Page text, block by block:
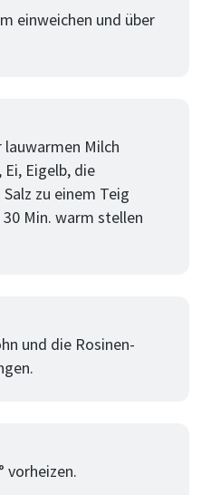
einweichen und über
lauwarmen Milch
Eigelb, die
zu einem Teig
Min. warm stellen
und die Rosinen-
vorheizen.